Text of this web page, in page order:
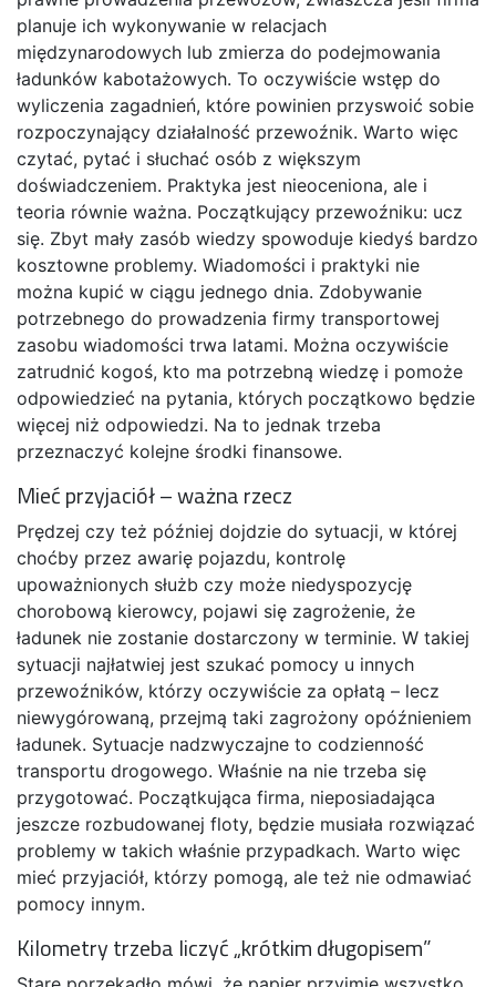
planuje ich wykonywanie w relacjach
międzynarodowych lub zmierza do podejmowania
ładunków kabotażowych. To oczywiście wstęp do
wyliczenia zagadnień, które powinien przyswoić sobie
rozpoczynający działalność przewoźnik. Warto więc
czytać, pytać i słuchać osób z większym
doświadczeniem. Praktyka jest nieoceniona, ale i
teoria równie ważna. Początkujący przewoźniku: ucz
się. Zbyt mały zasób wiedzy spowoduje kiedyś bardzo
kosztowne problemy. Wiadomości i praktyki nie
można kupić w ciągu jednego dnia. Zdobywanie
potrzebnego do prowadzenia firmy transportowej
zasobu wiadomości trwa latami. Można oczywiście
zatrudnić kogoś, kto ma potrzebną wiedzę i pomoże
odpowiedzieć na pytania, których początkowo będzie
więcej niż odpowiedzi. Na to jednak trzeba
przeznaczyć kolejne środki finansowe.
Mieć przyjaciół – ważna rzecz
Prędzej czy też później dojdzie do sytuacji, w której
choćby przez awarię pojazdu, kontrolę
upoważnionych służb czy może niedyspozycję
chorobową kierowcy, pojawi się zagrożenie, że
ładunek nie zostanie dostarczony w terminie. W takiej
sytuacji najłatwiej jest szukać pomocy u innych
przewoźników, którzy oczywiście za opłatą – lecz
niewygórowaną, przejmą taki zagrożony opóźnieniem
ładunek. Sytuacje nadzwyczajne to codzienność
transportu drogowego. Właśnie na nie trzeba się
przygotować. Początkująca firma, nieposiadająca
jeszcze rozbudowanej floty, będzie musiała rozwiązać
problemy w takich właśnie przypadkach. Warto więc
mieć przyjaciół, którzy pomogą, ale też nie odmawiać
pomocy innym.
Kilometry trzeba liczyć „krótkim długopisem”